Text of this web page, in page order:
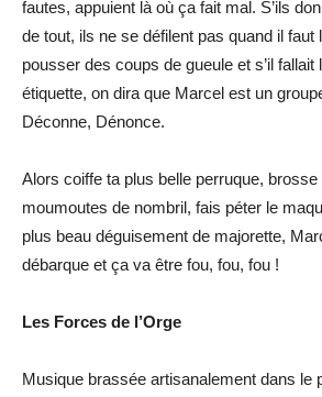
fautes, appuient là où ça fait mal. S’ils
de tout, ils ne se défilent pas quand il faut
pousser des coups de gueule et s’il fallait
étiquette, on dira que Marcel est un
Déconne, Dénonce.
Alors coiffe ta plus belle perruque,
moumoutes de nombril, fais péter le
plus beau déguisement de majorette,
débarque et ça va être fou, fou, fou !
Les Forces de l’Orge
Musique brassée artisanalement dans le